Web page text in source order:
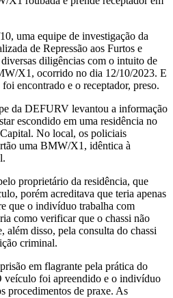
uma equipe de investigação da
de Repressão aos Furtos e
diligências com o intuito de
X1, ocorrido no dia 12/10/2023. E
encontrado e o receptador, preso.
da DEFURV levantou a informação
escondido em uma residência no
No local, os policiais
uma BMW/X1, idêntica à
proprietário da residência, que
porém acreditava que teria apenas
que o indivíduo trabalha com
como verificar que o chassi não
além disso, pela consulta do chassi
criminal.
em flagrante pela prática do
veículo foi apreendido e o indivíduo
procedimentos de praxe. As